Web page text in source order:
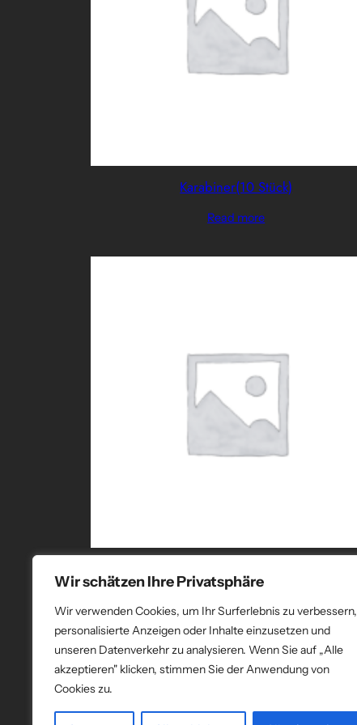
Wir schätzen Ihre Privatsphäre
Wir verwenden Cookies, um Ihr Surferlebnis zu verbessern,
personalisierte Anzeigen oder Inhalte einzusetzen und
unseren Datenverkehr zu analysieren. Wenn Sie auf „Alle
akzeptieren" klicken, stimmen Sie der Anwendung von
Cookies zu.
Karabiner(10 Stück)
Read more